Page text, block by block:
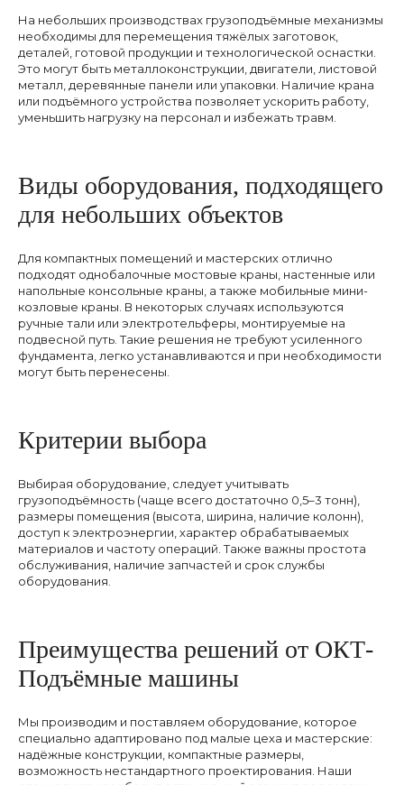
На небольших производствах грузоподъёмные механизмы
необходимы для перемещения тяжёлых заготовок,
деталей, готовой продукции и технологической оснастки.
Это могут быть металлоконструкции, двигатели, листовой
металл, деревянные панели или упаковки. Наличие крана
или подъёмного устройства позволяет ускорить работу,
уменьшить нагрузку на персонал и избежать травм.
Виды оборудования, подходящего
для небольших объектов
Для компактных помещений и мастерских отлично
подходят однобалочные мостовые краны, настенные или
напольные консольные краны, а также мобильные мини-
козловые краны. В некоторых случаях используются
ручные тали или электротельферы, монтируемые на
подвесной путь. Такие решения не требуют усиленного
фундамента, легко устанавливаются и при необходимости
могут быть перенесены.
Критерии выбора
Выбирая оборудование, следует учитывать
грузоподъёмность (чаще всего достаточно 0,5–3 тонн),
размеры помещения (высота, ширина, наличие колонн),
доступ к электроэнергии, характер обрабатываемых
материалов и частоту операций. Также важны простота
обслуживания, наличие запчастей и срок службы
оборудования.
Преимущества решений от ОКТ-
Подъёмные машины
Мы производим и поставляем оборудование, которое
специально адаптировано под малые цеха и мастерские:
надёжные конструкции, компактные размеры,
возможность нестандартного проектирования. Наши
Оставьте заявку на расчет консольного
+7
Подберём кран
под вашу задачу